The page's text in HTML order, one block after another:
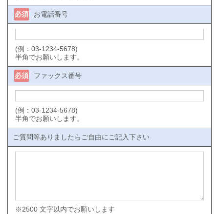
お電話番号
必須
(例：03-1234-5678)
半角でお願いします。
ファックス番号
必須
(例：03-1234-5678)
半角でお願いします。
ご質問等ありましたらご自由にご記入下さい
※2500 文字以内でお願いします